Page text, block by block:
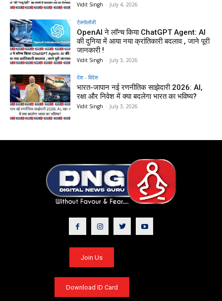
Vidit Singh - July 4, 2026
टेक्नोलॉजी
OpenAI ने लॉन्च किया ChatGPT Agent: AI
की दुनिया में आया नया क्रांतिकारी बदलाव , जाने पूरी
जानकारी !
Vidit Singh - July 3, 2026
देश - विदेश
भारत-जापान नई रणनीतिक साझेदारी 2026: AI,
रक्षा और निवेश में क्या बदलेगा भारत का भविष्य?
Vidit Singh - July 3, 2026
Join Us
Download ID Card